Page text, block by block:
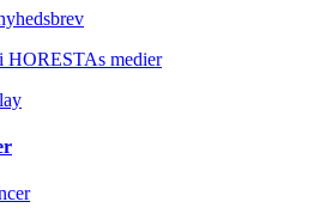
HORESTAs medier